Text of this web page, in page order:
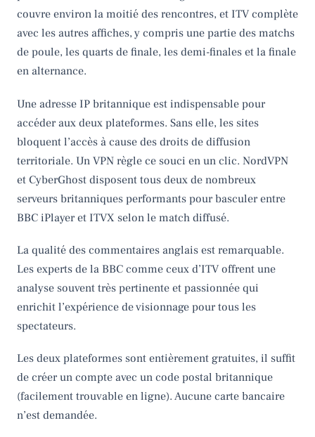
couvre environ la moitié des rencontres, et ITV complète
avec les autres affiches, y compris une partie des matchs
de poule, les quarts de finale, les demi-finales et la finale
en alternance.
Une adresse IP britannique est indispensable pour
accéder aux deux plateformes. Sans elle, les sites
bloquent l’accès à cause des droits de diffusion
territoriale. Un VPN règle ce souci en un clic. NordVPN
et CyberGhost disposent tous deux de nombreux
serveurs britanniques performants pour basculer entre
BBC iPlayer et ITVX selon le match diffusé.
La qualité des commentaires anglais est remarquable.
Les experts de la BBC comme ceux d’ITV offrent une
analyse souvent très pertinente et passionnée qui
enrichit l’expérience de visionnage pour tous les
spectateurs.
Les deux plateformes sont entièrement gratuites, il suffit
de créer un compte avec un code postal britannique
(facilement trouvable en ligne). Aucune carte bancaire
n’est demandée.